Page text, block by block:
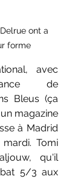
ont a
forme
avec
de
Bleus (ça
magazine
à Madrid
Tomi
qu'il
5/3 aux